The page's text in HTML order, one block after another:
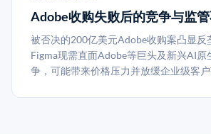
Adobe收购失败后的竞争与监
被否决的200亿美元Adobe收购案凸显反
Figma现需直面Adobe等巨头及新兴AI原
争，可能带来价格压力并放缓企业级客户